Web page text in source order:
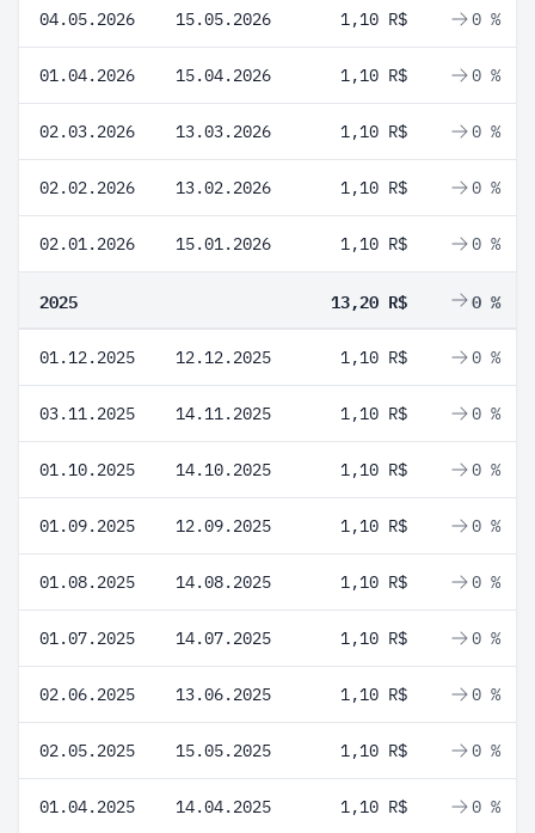
04.05.2026 15.05.2026 1,10 R$ 0 %
01.04.2026 15.04.2026 1,10 R$ 0 %
02.03.2026 13.03.2026 1,10 R$ 0 %
02.02.2026 13.02.2026 1,10 R$ 0 %
02.01.2026 15.01.2026 1,10 R$ 0 %
2025 13,20 R$ 0 %
01.12.2025 12.12.2025 1,10 R$ 0 %
03.11.2025 14.11.2025 1,10 R$ 0 %
01.10.2025 14.10.2025 1,10 R$ 0 %
01.09.2025 12.09.2025 1,10 R$ 0 %
01.08.2025 14.08.2025 1,10 R$ 0 %
01.07.2025 14.07.2025 1,10 R$ 0 %
02.06.2025 13.06.2025 1,10 R$ 0 %
02.05.2025 15.05.2025 1,10 R$ 0 %
01.04.2025 14.04.2025 1,10 R$ 0 %